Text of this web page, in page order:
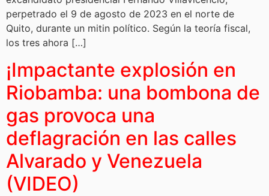
perpetrado el 9 de agosto de 2023 en el norte de
Quito, durante un mitin político. Según la teoría fiscal,
los tres ahora […]
¡Impactante explosión en
Riobamba: una bombona de
gas provoca una
deflagración en las calles
Alvarado y Venezuela
(VIDEO)